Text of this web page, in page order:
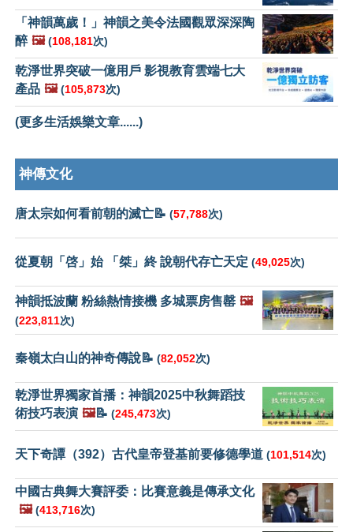
「神韻萬歲！」神韻之美令法國觀眾深深陶
醉 🖼️ (108,181次)
乾淨世界突破一億用戶 影視教育雲端七大
產品 🖼️ (105,873次)
(更多生活娛樂文章......)
神傳文化
唐太宗如何看前朝的滅亡📝 (57,788次)
從夏朝「啓」始 「桀」終 說朝代存亡天定 (49,025次)
神韻抵波蘭 粉絲熱情接機 多城票房售罄 🖼️
(223,811次)
秦嶺太白山的神奇傳說📝 (82,052次)
乾淨世界獨家首播：神韻2025中秋舞蹈技
術技巧表演 🖼️📝 (245,473次)
天下奇譚（392）古代皇帝登基前要修德學道 (101,514次)
中國古典舞大賽評委：比賽意義是傳承文化
🖼️ (413,716次)